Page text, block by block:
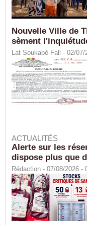
Nouvelle Ville de
sèment
Lat Soukabé Fall - 02/07/
ACTUALITÉS
Alerte sur les
dispose plus que
Rédaction - 07/08/2026 -